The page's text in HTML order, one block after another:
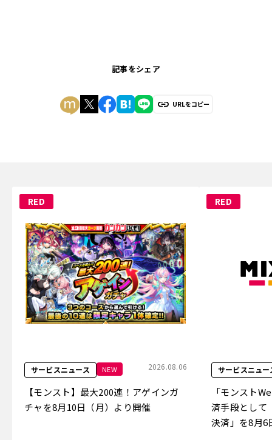
記事をシェア
URLをコピー
RED
サービスニュース NEW 2026.08.06
【モンスト】最大200連！アゲインガ
チャを8月10日（月）より開催
RED
サービスニュー
「モンスト
済手段として
決済」を8月6